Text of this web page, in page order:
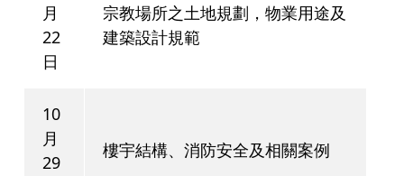
月
22
日
宗教場所之土地規劃，物業用途及
建築設計規範
10
月
29
樓宇結構、消防安全及相關案例